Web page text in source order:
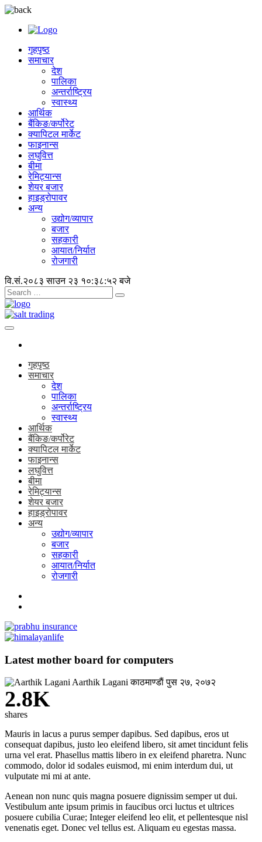
गृहपृष्ठ
समाचार
देश
पालिका
अन्तर्राष्ट्रिय
स्वास्थ्य
आर्थिक
बैंकिङ/कर्पोरेट
क्यापिटल मार्केट
फाइनान्स
लघुवित्त
बीमा
रेमिट्यान्स
शेयर बजार
हाइड्रोपावर
अन्य
उद्योग/व्यापार
बजार
सहकारी
आयात/निर्यात
रोजगारी
वि.सं.२०८३ साउन २३ १०:३८:५२ बजे
गृहपृष्ठ
समाचार
देश
पालिका
अन्तर्राष्ट्रिय
स्वास्थ्य
आर्थिक
बैंकिङ/कर्पोरेट
क्यापिटल मार्केट
फाइनान्स
लघुवित्त
बीमा
रेमिट्यान्स
शेयर बजार
हाइड्रोपावर
अन्य
उद्योग/व्यापार
बजार
सहकारी
आयात/निर्यात
रोजगारी
Latest mother board for computers
Aarthik Laganiकाठमाण्डाैंपुस २७, २०७२
2.8K
shares
Mauris in lacus a purus semper dapibus. Sed dapibus, eros ut
consequat dapibus, justo leo eleifend libero, sit amet tincidunt felis
urna vel erat. Phasellus mattis libero in ex eleifend pharetra. Nunc
commodo, dolor id sodales euismod, mi enim interdum dui, ut
vulputate mi mi at ante.
Aenean non nunc quis magna posuere dignissim semper ut dui.
Vestibulum ante ipsum primis in faucibus orci luctus et ultrices
posuere cubilia Curae; Integer eleifend leo elit, et pellentesque nisl
venenatis eget. Donec vel tellus est. Aliquam eu egestas massa.